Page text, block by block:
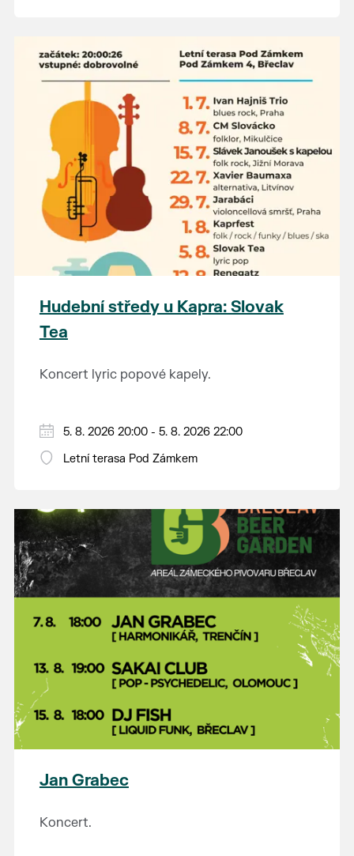
Hudební středy u Kapra: Slovak
Tea
Koncert lyric popové kapely.
5. 8. 2026 20:00 - 5. 8. 2026 22:00
Letní terasa Pod Zámkem
Jan Grabec
Koncert.